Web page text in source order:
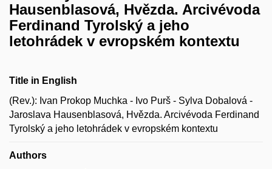
Hausenblasová, Hvězda. Arcivévoda
Ferdinand Tyrolský a jeho
letohrádek v evropském kontextu
Title in English
(Rev.): Ivan Prokop Muchka - Ivo Purš - Sylva Dobalová -
Jaroslava Hausenblasová, Hvězda. Arcivévoda Ferdinand
Tyrolský a jeho letohrádek v evropském kontextu
Authors